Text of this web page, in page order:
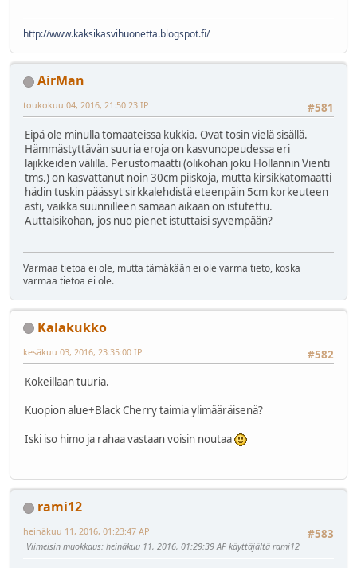
http://www.kaksikasvihuonetta.blogspot.fi/
AirMan
#581
toukokuu 04, 2016, 21:50:23 IP
Eipä ole minulla tomaateissa kukkia. Ovat tosin vielä sisällä.
Hämmästyttävän suuria eroja on kasvunopeudessa eri
lajikkeiden välillä. Perustomaatti (olikohan joku Hollannin Vienti
tms.) on kasvattanut noin 30cm piiskoja, mutta kirsikkatomaatti
hädin tuskin päässyt sirkkalehdistä eteenpäin 5cm korkeuteen
asti, vaikka suunnilleen samaan aikaan on istutettu.
Auttaisikohan, jos nuo pienet istuttaisi syvempään?
Varmaa tietoa ei ole, mutta tämäkään ei ole varma tieto, koska
varmaa tietoa ei ole.
Kalakukko
#582
kesäkuu 03, 2016, 23:35:00 IP
Kokeillaan tuuria.
Kuopion alue+Black Cherry taimia ylimääräisenä?
Iski iso himo ja rahaa vastaan voisin noutaa
rami12
#583
heinäkuu 11, 2016, 01:23:47 AP
Viimeisin muokkaus: heinäkuu 11, 2016, 01:29:39 AP käyttäjältä rami12